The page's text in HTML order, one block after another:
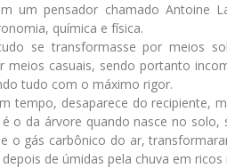
um pensador chamado Antoine
química e física.
se transformasse por meios
casuais, sendo portanto
tudo com o máximo rigor.
tempo, desaparece do recipiente,
o da árvore quando nasce no
o gás carbônico do ar,
de úmidas pela chuva em